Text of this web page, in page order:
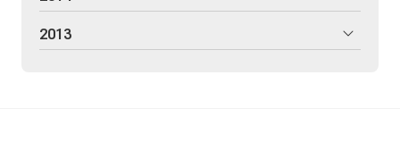
2013